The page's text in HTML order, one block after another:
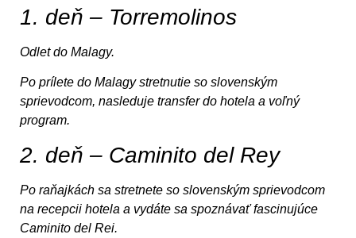
1. deň – Torremolinos
Odlet do Malagy.
Po prílete do Malagy stretnutie so slovenským
sprievodcom, nasleduje transfer do hotela a voľný
program.
2. deň – Caminito del Rey
Po raňajkách sa stretnete so slovenským sprievodcom
na recepcii hotela a vydáte sa spoznávať fascinujúce
Caminito del Rei.